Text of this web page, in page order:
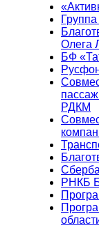
Олега
БФ
РДКМ
РНКБ